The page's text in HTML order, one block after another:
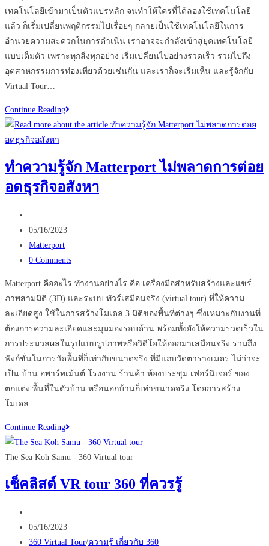
เทคโนโลยีเข้ามาเป็นตัวแปรหลัก จนทำให้ใครที่ได้ลองใช้เทคโนโลยี
แล้ว ก็เริ่มเปลี่ยนพฤติกรรมไปเรื่อยๆ กลายเป็นใช้เทคโนโลยีในการ
อำนวยความสะดวกในการดำเนิน เราอาจจะกำลังเข้าสู่ยุคเทคโนโลยี
แบบเต็มตัว เพราะทุกสิ่งทุกอย่าง เริ่มเปลี่ยนไปอย่างรวดเร็ว รวมไปถึง
อุตสาหกรรมการท่องเที่ยวด้วยเช่นกัน และเราก็จะเริ่มเห็น และรู้จักกับ
Virtual Tour…
Continue Readingทำไม
ควร
ท่อง
เที่ยว…
ใช้
Tour
ทำความรู้จัก Matterport ไม่พลาดการต่อย
อดธุรกิจอสังหา
author:
Post
published:
05/16/2023
Post
category:
Matterport
Post
0 Comments
Matterport คืออะไร ทำงานอย่างไร คือ เครื่องมือสำหรับสร้างและแชร์
ภาพสามมิติ (3D) และระบบ ทัวร์เสมือนจริง (virtual tour) ที่ให้ความ
ละเอียดสูง ใช้ในการสร้างโมเดล 3 มิติของพื้นที่ต่างๆ ซึ่งเหมาะกับงานที่
ต้องการความละเอียดและมุมมองรอบด้าน พร้อมทั้งยังให้ความรวดเร็วใน
การประมวลผลในรูปแบบรูปภาพหรือวิดีโอให้ออกมาเสมือนจริง รวมถึง
ฟังก์ชั่นในการวัดพื้นที่ก็เท่ากับขนาดจริง ที่มีแถบวัดตารางเมตร ไม่ว่าจะ
เป็น บ้าน อพาร์ทเม้นต์ โรงงาน ร้านค้า ห้องประชุม เฟอร์นิเจอร์ ของ
ตกแต่ง พื้นที่ในตัวบ้าน หรือนอกบ้านก็เท่าขนาดจริง โดยการสร้าง
โมเดล…
Continue Readingทำความ
รู้จัก
Matterport
พลาด
อด
The Sea Koh Samu - 360 Virtual tour
เช็คลิสต์ VR tour 360 ที่ควรรู้
author:
Post
published:
05/16/2023
Post
360 Virtual Tour/ความรู้ เกี่ยวกับ 360